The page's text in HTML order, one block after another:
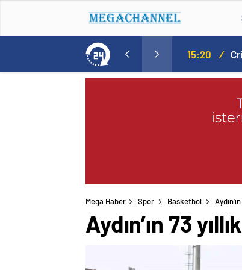
Norweç silahlı kuvvetleri kadınlardan oluşan özel kuvvetler eğitimlerini başlattı. 15:20 /
Mega Haber Spor Basketbol
Aydın’ın 73